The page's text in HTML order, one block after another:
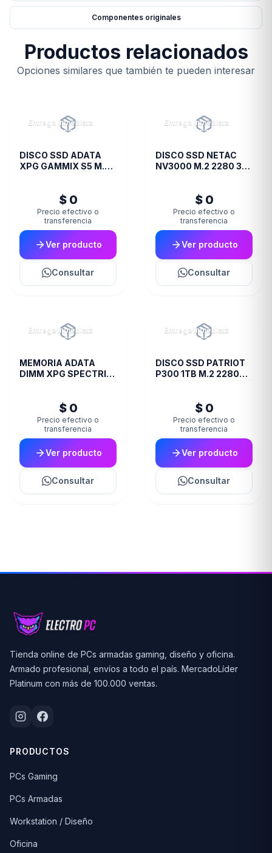
Componentes originales
Productos relacionados
Opciones similares que también te pueden interesar
Entrega inmediata
DISCO SSD ADATA
XPG GAMMIX S5 M.2
$ 0
Precio efectivo o
transferencia
Ver producto
Consultar
Entrega inmediata
DISCO SSD NETAC
NV3000 M.2 2280 3D
$ 0
Precio efectivo o
transferencia
Ver producto
Consultar
Entrega inmediata
MEMORIA ADATA
DIMM XPG SPECTRIX
$ 0
Precio efectivo o
transferencia
Ver producto
Consultar
Entrega inmediata
DISCO SSD PATRIOT
P300 1TB M.2 2280
$ 0
Precio efectivo o
transferencia
Ver producto
Consultar
Tienda online de PCs armadas gaming, diseño y oficina.
Armado profesional, envíos a todo el país. MercadoLíder
Platinum con más de 100.000 ventas.
PRODUCTOS
PCs Gaming
PCs Armadas
Workstation / Diseño
Oficina